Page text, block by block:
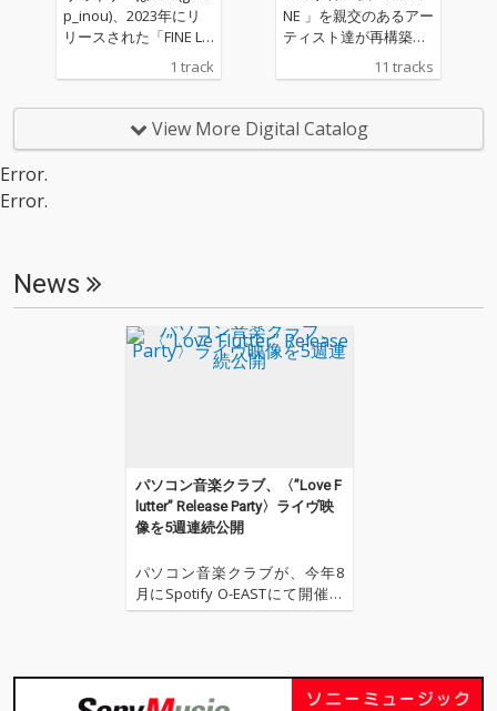
ヴかつ現在進行形の傑
作が誕生した。 ジャケ
ット撮影は、ジャクソ
ンズ、ジャクソン５の
ジャクソンの埋葬のた
め訪れた LA サンタモ
ニカの海岸で、フォト
務める大樋ゆう大（SA
NABUGUN.)をプロデュ
ル・ジャクソン、ザ・
作スムース・メロウ
ァー曲も織り交ぜなが
ら、あらゆる時代のポ
ップネス、哀愁を包み
込むレトロスペクティ
ジャクソンの埋葬のた
め訪れた LA サンタモ
ニカの海岸で、フォト
グラファー加藤慎也に
p_inou)、2023年にリ
リースされた「FINE LI
NE Remixes」に未収録
作品。
1 track
NE 」を親交のあるアー
ティスト達が再構築し
たREMIXアルバム!! ◎R
EMIXアーティスト (収
F、MILK TALK、PAS TA
STA、町田匡、AcidGel
11 tracks
View More Digital Catalog
Error.
Error.
News
パソコン音楽クラブ、〈”Love F
lutter” Release Party〉ライヴ映
像を5週連続公開
パソコン音楽クラブが、今年8
月にSpotify O-EASTにて開催し
た〈”Love Flutter” Release Part
0、5週連続で公開する。 第1弾
は『Love Flutt